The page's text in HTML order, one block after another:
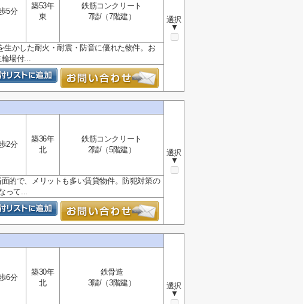
選択
▼
5分
築53年
東
鉄筋コンクリート
7階/（7階建）
かした耐火・耐震・防音に優れた物件。お
場付...
選択
▼
2分
築36年
北
鉄筋コンクリート
2階/（5階建）
的で、メリットも多い賃貸物件。防犯対策の
って...
選択
▼
6分
築30年
北
鉄骨造
3階/（3階建）